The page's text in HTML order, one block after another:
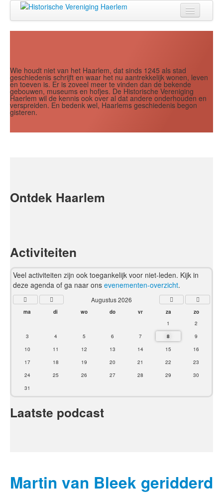
Zien
Lezen
Over ons
Wie houdt niet van het Haarlem, dat sinds 1245 als stad
geschiedenis schrijft en waar het nu aantrekkelijk wonen, leven
en toeven is. Er is zoveel meer te vinden dan de bekende
gebouwen, museums en hofjes. De Historische Vereniging
Haerlem wil de kennis ook over al dat andere onderhouden en
verspreiden. En bedenk wel, Haarlems geschiedenis begon
gisteren.
Ontdek Haarlem
Activiteiten
Veel activiteiten zijn ook toegankelijk voor niet-leden. Kijk in
deze agenda of ga naar ons evenementen-overzicht.
Jaar Maand Jaar
Maand
Augustus 2026
ma di wo do vr za
zo
1
2
3
4 5 6 7 8
9
10
11 12 13 14 15
16
17
18 19 20 21 22
23
24
25 26 27 28 29
30
31
Laatste podcast
Martin van Bleek geridderd